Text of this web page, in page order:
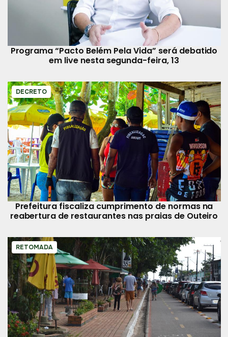
Programa “Pacto Belém Pela Vida” será debatido
em live nesta segunda-feira, 13
DECRETO
Prefeitura fiscaliza cumprimento de normas na
reabertura de restaurantes nas praias de Outeiro
RETOMADA